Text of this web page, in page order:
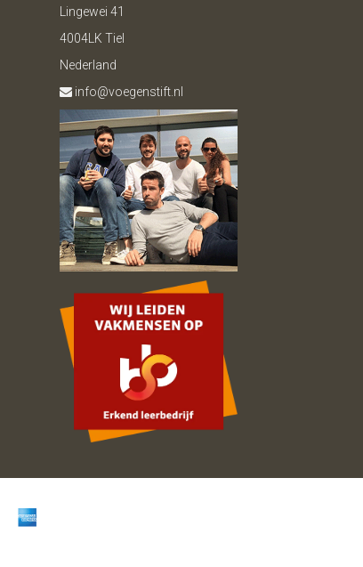
Lingewei 41
4004LK Tiel
Nederland
info@voegenstift.nl